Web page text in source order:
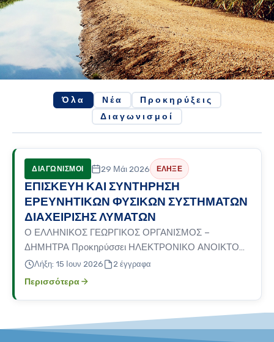
Όλα Νέα
Προκηρύξεις
Διαγωνισμοί
ΔΙΑΓΩΝΙΣΜΟΙ 29 Μάι 2026 ΕΛΗΞΕ
ΕΠΙΣΚΕΥΗ ΚΑΙ ΣΥΝΤΗΡΗΣΗ
ΕΡΕΥΝΗΤΙΚΩΝ ΦΥΣΙΚΩΝ ΣΥΣΤΗΜΑΤΩΝ
ΔΙΑΧΕΙΡΙΣΗΣ ΛΥΜΑΤΩΝ
Ο ΕΛΛΗΝΙΚΟΣ ΓΕΩΡΓΙΚΟΣ ΟΡΓΑΝΙΣΜΟΣ –
ΔΗΜΗΤΡΑ Προκηρύσσει ΗΛΕΚΤΡΟΝΙΚΟ ΑΝΟΙΚΤΟ
ΔΙΑΓΩΝΙΣΜΟ ΚΑΤΩ ΤΩΝ ΟΡΙΩΝ με τίτλο «ΕΠΙΣΚΕΥΗ
ΚΑΙ ΣΥΝΤΗΡΗΣΗ ΕΡΕΥΝΗΤΙΚΩΝ ΦΥΣΙΚΩΝ
ΔΗΜΗΤΡΑ», με κριτήριο κατακύρωσης την πλέον
συμφέρουσα από οικονομική άποψη προσφορά βάσει
Λήξη: 15 Ιουν 2026 2 έγγραφα
Περισσότερα